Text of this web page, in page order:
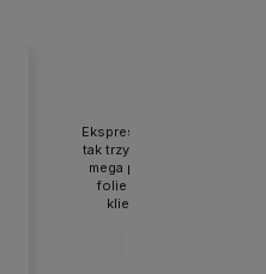
Ekspresowa wysyłka to
tak trzymać. Produkty
mega profesjonalnie, do
folie i jest rewelacja.
klienta jest